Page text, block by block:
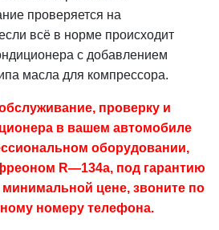
проверяется на
всё в норме происходит
с добавлением
масла для компрессора.
проверку и
в вашем автомобиле
оборудовании,
R—134a, под гарантию
цене, звоните по
номеру телефона.